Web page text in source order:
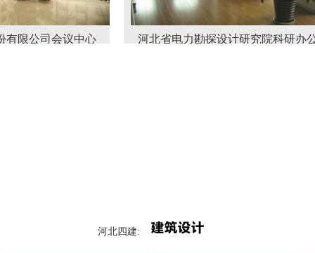
会议中心 河北省电力勘探设计研究院科研办公楼
河北四建: